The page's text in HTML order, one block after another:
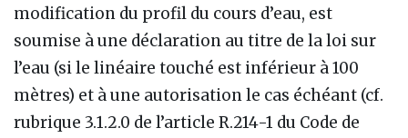
modification du profil du cours d’eau, est
soumise à une déclaration au titre de la loi sur
l’eau (si le linéaire touché est inférieur à 100
mètres) et à une autorisation le cas échéant (cf.
rubrique 3.1.2.0 de l’article R.214-1 du Code de